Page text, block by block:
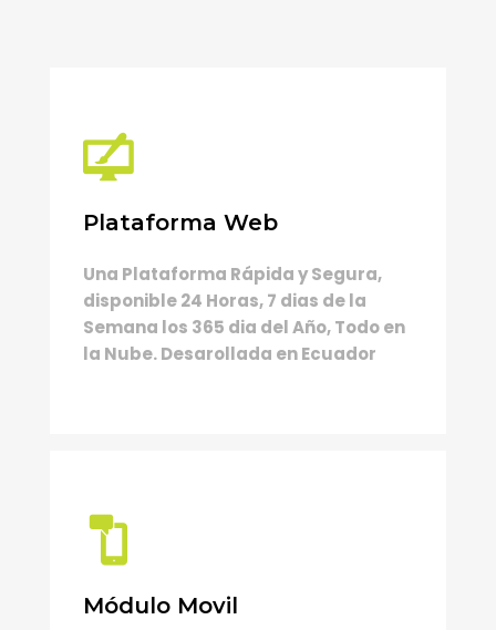
Plataforma Web
Una Plataforma Rápida y Segura,
disponible 24 Horas, 7 dias de la
Semana los 365 dia del Año, Todo en
la Nube. Desarollada en Ecuador
Módulo Movil